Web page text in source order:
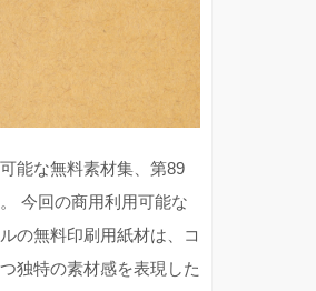
能な無料素材集、第89
今回の商用利用可能な
の無料印刷用紙材は、コ
独特の素材感を表現した